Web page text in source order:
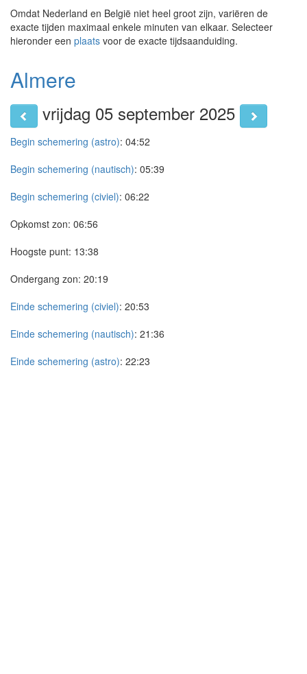
Omdat Nederland en België niet heel groot zijn, variëren de
exacte tijden maximaal enkele minuten van elkaar. Selecteer
hieronder een plaats voor de exacte tijdsaanduiding.
Almere
vrijdag 05 september 2025
Begin schemering (astro): 04:52
Begin schemering (nautisch): 05:39
Begin schemering (civiel): 06:22
Opkomst zon: 06:56
Hoogste punt: 13:38
Ondergang zon: 20:19
Einde schemering (civiel): 20:53
Einde schemering (nautisch): 21:36
Einde schemering (astro): 22:23